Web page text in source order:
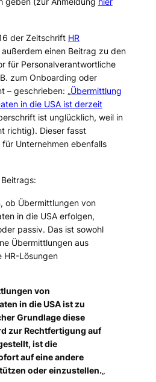
der Zeitschrift HR
einen Beitrag zu den
für Personalverantwortliche
zum Onboarding oder
– geschrieben: „Übermittlung
in die USA ist derzeit
ist unglücklich, weil in
richtig). Dieser fasst
Unternehmen ebenfalls
ob Übermittlungen von
in die USA erfolgen,
passiv. Das ist sowohl
Übermittlungen aus
HR-Lösungen
von
in die USA ist zu
Grundlage diese
zur Rechtfertigung auf
ist die
auf eine andere
oder einzustellen.„